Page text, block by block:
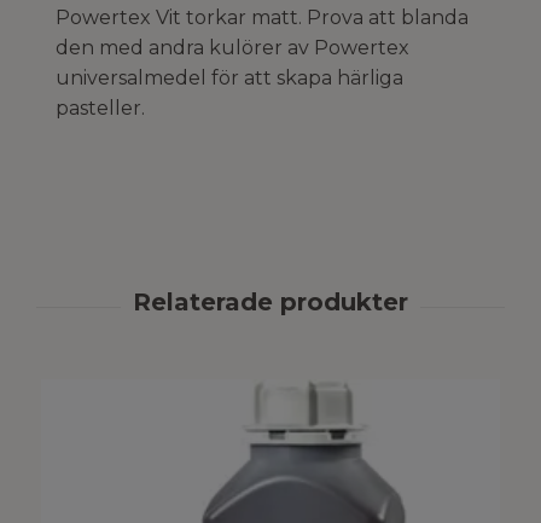
Powertex Vit torkar matt. Prova att blanda
den med andra kulörer av Powertex
universalmedel för att skapa härliga
pasteller.